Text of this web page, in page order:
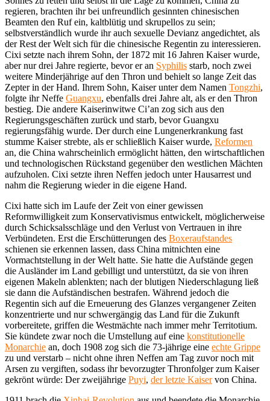
regieren, brachten ihr bei unfreundlich gesinnten chinesischen
Beamten den Ruf ein, kaltblütig und skrupellos zu sein;
selbstverständlich wurde ihr auch sexuelle Devianz angedichtet, als
der Rest der Welt sich für die chinesische Regentin zu interessieren.
Cixi setzte nach ihrem Sohn, der 1872 mit 16 Jahren Kaiser wurde,
aber nur drei Jahre regierte, bevor er an Syphilis starb, noch zwei
weitere Minderjährige auf den Thron und behielt so lange Zeit das
Zepter in der Hand. Ihrem Sohn, Kaiser unter dem Namen Tongzhi,
folgte ihr Neffe Guangxu, ebenfalls drei Jahre alt, als er den Thron
bestieg. Die andere Kaiserinwitwe Ci’an zog sich aus den
Regierungsgeschäften zurück und starb, bevor Guangxu
regierungsfähig wurde. Der durch eine Lungenerkrankung fast
stumme Kaiser strebte, als er schließlich Kaiser wurde, Reformen
an, die China wahrscheinlich ermöglicht hätten, den wirtschaftlichen
und technologischen Rückstand gegenüber den westlichen Mächten
aufzuholen. Cixi setzte ihren Neffen jedoch unter Hausarrest und
nahm die Regierung wieder in die eigene Hand.
Cixi hatte sich im Laufe der Zeit von einer gewissen
Reformwilligkeit zum Konservativismus entwickelt, möglicherweise
durch Schicksalsschläge und den Verlust von Vertrauen in ihre
Verbündeten. Erst die Erschütterungen des Boxeraufstandes
schienen sie erkennen lassen, dass China mitnichten eine
Vormachtstellung in der Welt hatte. Sie hatte die Aufstände gegen
die Ausländer im Land gebilligt und unterstützt, da sie von ihren
eigenen Makeln ablenkten; nach der blutigen Niederschlagung ließ
sie dann die Aufständischen bestrafen. Während jedoch die
Regentin sich auf die Erneuerung des Glanzes vergangener Zeiten
konzentrierte und nur schwergängig das Land für die Zukunft
vorbereitete, griffen die Westmächte nach immer mehr Territotium.
Sie kündete zwar noch die Umstellung auf eine konstitutionelle
Monarchie an, doch 1908 zog sich die 73-jährige eine echte Grippe
zu und verstarb – nicht ohne ihren Neffen am Tag zuvor noch mit
Arsen zu vergiften, sodass ihr bevorzugter Thronfolger zum Kaiser
gekrönt würde: Der zweijährige Puyi, der letzte Kaiservon China.